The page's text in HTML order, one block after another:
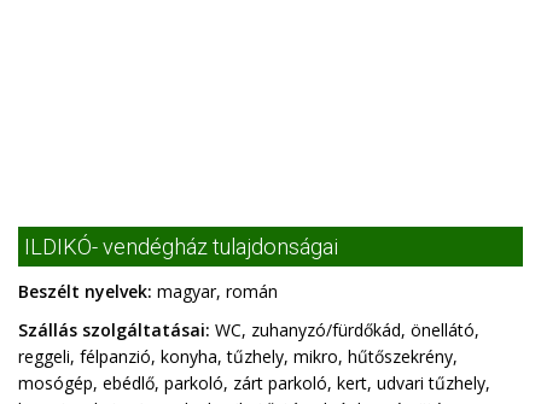
ILDIKÓ- vendégház tulajdonságai
Beszélt nyelvek: magyar, román
Szállás szolgáltatásai: WC, zuhanyzó/fürdőkád, önellátó,
reggeli, félpanzió, konyha, tűzhely, mikro, hűtőszekrény,
mosógép, ebédlő, parkoló, zárt parkoló, kert, udvari tűzhely,